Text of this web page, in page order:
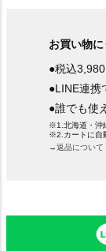
お買い物
●税込
●LINE連携
●誰でも使
※1.北海道・沖
※2.カートに自
→返品について